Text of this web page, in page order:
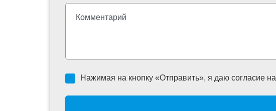
Нажимая на кнопку «Отправить», я даю согласие на